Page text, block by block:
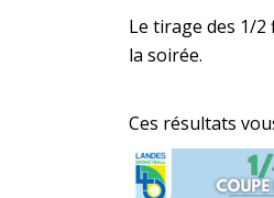
Le tirage des 1/2
la soirée.
Ces résultats